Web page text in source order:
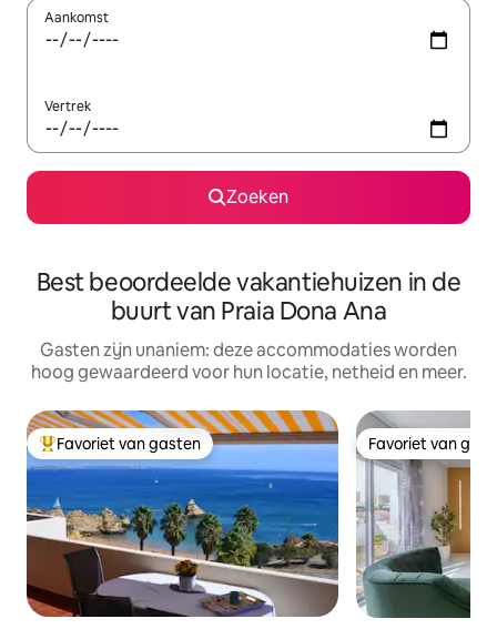
Aankomst
Vertrek
Zoeken
Best beoordeelde vakantiehuizen in de
buurt van Praia Dona Ana
Gasten zijn unaniem: deze accommodaties worden
hoog gewaardeerd voor hun locatie, netheid en meer.
Topfavoriet van gasten
Favoriet van gasten Favoriet van
Favoriet van